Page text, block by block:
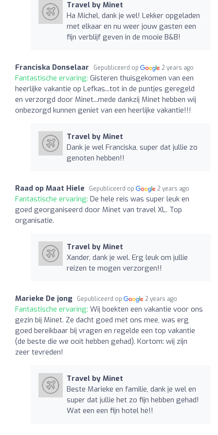
Travel by Minet
Ha Michel, dank je wel! Lekker opgeladen
met elkaar en nu weer jouw gasten een
fijn verblijf geven in de mooie B&B!
Franciska Donselaar Gepubliceerd op 2 years ago
Fantastische ervaring: Gisteren thuisgekomen van een
heerlijke vakantie op Lefkas...tot in de puntjes geregeld
en verzorgd door Minet...mede dankzij Minet hebben wij
onbezorgd kunnen geniet van een heerlijke vakantie!!!
Travel by Minet
Dank je wel Franciska, super dat jullie zo
genoten hebben!!
Raad op Maat Hiele Gepubliceerd op 2 years ago
Fantastische ervaring: De hele reis was super leuk en
goed georganiseerd door Minet van travel XL. Top
organisatie.
Travel by Minet
Xander, dank je wel. Erg leuk om jullie
reizen te mogen verzorgen!!
Marieke De jong Gepubliceerd op 2 years ago
Fantastische ervaring: Wij boekten een vakantie voor ons
gezin bij Minet. Ze dacht goed met ons mee, was erg
goed bereikbaar bij vragen en regelde een top vakantie
(de beste die we ooit hebben gehad). Kortom: wij zijn
zeer tevreden!
Travel by Minet
Beste Marieke en familie, dank je wel en
super dat jullie het zo fijn hebben gehad!
Wat een een fijn hotel hè!!